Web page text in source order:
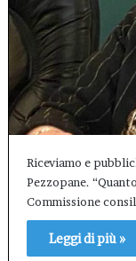
Riceviamo e
Pezzopane.
Commissione
Leggi di più »